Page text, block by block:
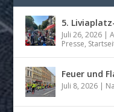
5.
Juli 26, 2026 |
Presse,
Feuer und
Juli 8, 2026 |